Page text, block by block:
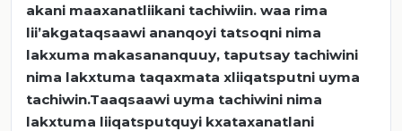
akani maaxanatliikani tachiwiin. waa rima
lii’akgataqsaawi ananqoyi tatsoqni nima
lakxuma makasananquuy, taputsay tachiwini
nima lakxtuma taqaxmata xliiqatsputni uyma
tachiwin.Taaqsaawi uyma tachiwini nima
lakxtuma liiqatsputquyi kxataxanatlani